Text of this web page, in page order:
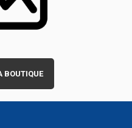
BOUTIQUE